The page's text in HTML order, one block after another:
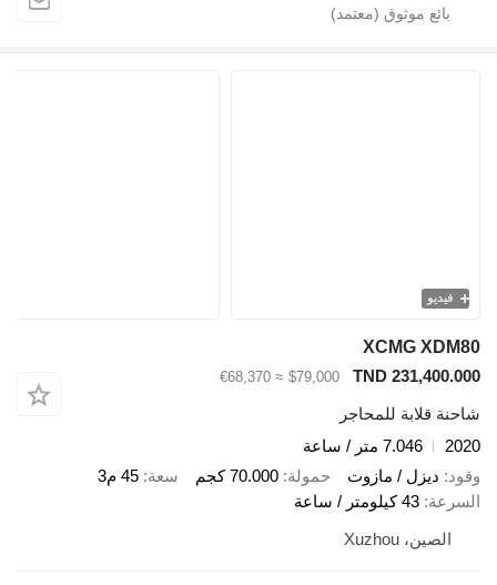
XCMG
TND
$79,000
≈ €68,370
للمحاجر
7.046 متر / ساعة
ديزل / مازوت
حمولة 70.000 كجم سعة
45 م3
43 كيلومتر / ساعة